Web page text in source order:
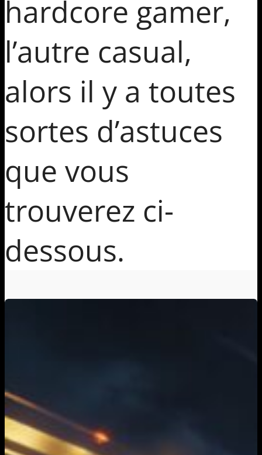
hardcore gamer,
l’autre casual,
alors il y a toutes
sortes d’astuces
que vous
trouverez ci-
dessous.